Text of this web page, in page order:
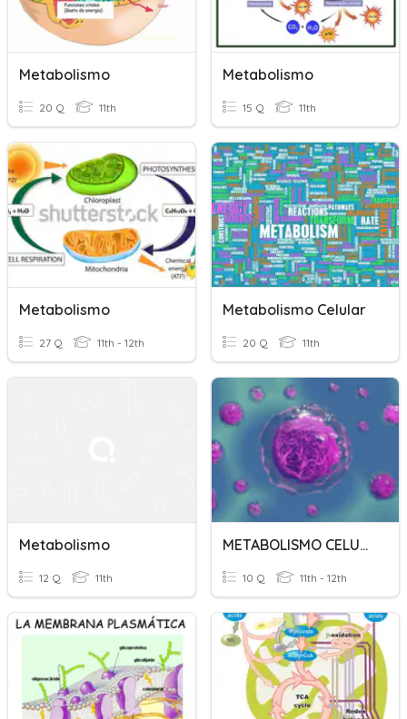
Metabolismo
20 Q 11th
Metabolismo
15 Q 11th
Metabolismo
27 Q 11th - 12th
Metabolismo Celular
20 Q 11th
Metabolismo
12 Q 11th
METABOLISMO CELULAR
10 Q 11th - 12th